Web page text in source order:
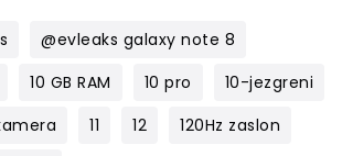
@evleaks galaxy note 8
10 GB RAM 10 pro
10-jezgreni
11 12
120Hz zaslon